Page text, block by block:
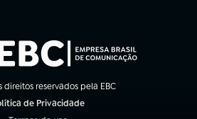
direitos reservados pela EBC
de Privacidade